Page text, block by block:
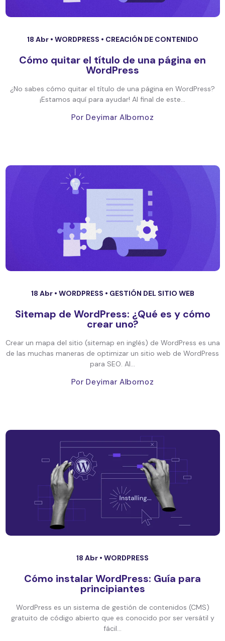
18 Abr • WORDPRESS • CREACIÓN DE CONTENIDO
Cómo quitar el título de una página en
WordPress
¿No sabes cómo quitar el título de una página en WordPress?
¡Estamos aquí para ayudar! Al final de este...
Por Deyimar Albornoz
18 Abr • WORDPRESS • GESTIÓN DEL SITIO WEB
Sitemap de WordPress: ¿Qué es y cómo
crear uno?
Crear un mapa del sitio (sitemap en inglés) de WordPress es una
de las muchas maneras de optimizar un sitio web de WordPress
para SEO. Al...
Por Deyimar Albornoz
18 Abr • WORDPRESS
Cómo instalar WordPress: Guía para
principiantes
WordPress es un sistema de gestión de contenidos (CMS)
gratuito de código abierto que es conocido por ser versátil y
fácil...